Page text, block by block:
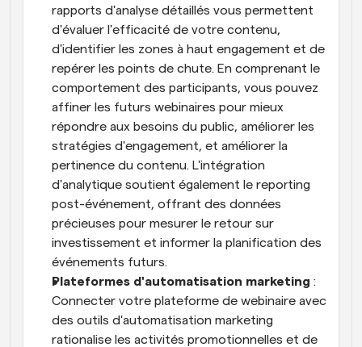
rapports d'analyse détaillés vous permettent
d'évaluer l'efficacité de votre contenu,
d'identifier les zones à haut engagement et de
repérer les points de chute. En comprenant le
comportement des participants, vous pouvez
affiner les futurs webinaires pour mieux
répondre aux besoins du public, améliorer les
stratégies d'engagement, et améliorer la
pertinence du contenu. L'intégration
d'analytique soutient également le reporting
post-événement, offrant des données
précieuses pour mesurer le retour sur
investissement et informer la planification des
événements futurs.
Plateformes d'automatisation marketing :
Connecter votre plateforme de webinaire avec
des outils d'automatisation marketing
rationalise les activités promotionnelles et de